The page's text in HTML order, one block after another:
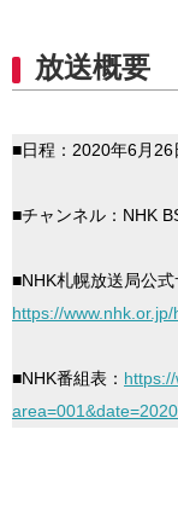
放送概要
■日程：2020年6月26
■チャンネル：NHK
■NHK札幌放送局公式
https://
■NHK番組表：